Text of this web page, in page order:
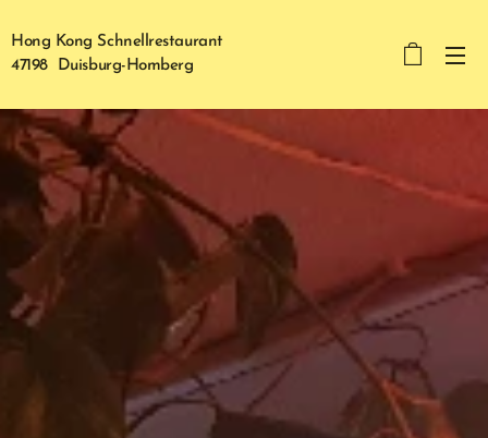
Hong Kong Schnellrestaurant
47198 Duisburg-Homberg